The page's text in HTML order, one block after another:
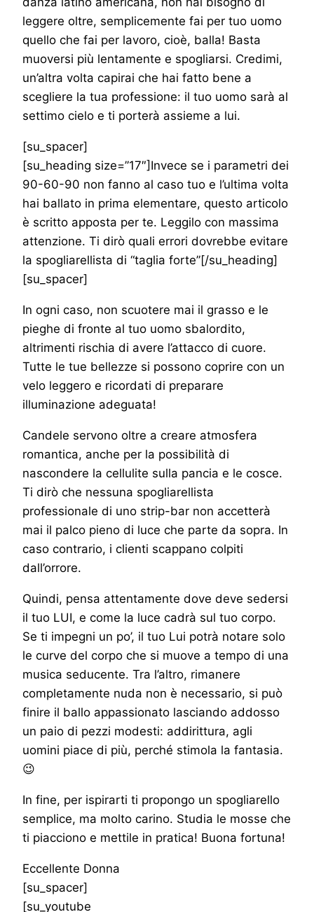
leggere oltre, semplicemente fai per tuo uomo
quello che fai per lavoro, cioè, balla! Basta
muoversi più lentamente e spogliarsi. Credimi,
un’altra volta capirai che hai fatto bene a
scegliere la tua professione: il tuo uomo sarà al
settimo cielo e ti porterà assieme a lui.
[su_spacer]
[su_heading size=”17″]Invece se i parametri dei
90-60-90 non fanno al caso tuo e l’ultima volta
hai ballato in prima elementare, questo articolo
è scritto apposta per te. Leggilo con massima
attenzione. Ti dirò quali errori dovrebbe evitare
la spogliarellista di “taglia forte”[/su_heading]
[su_spacer]
In ogni caso, non scuotere mai il grasso e le
pieghe di fronte al tuo uomo sbalordito,
altrimenti rischia di avere l’attacco di cuore.
Tutte le tue bellezze si possono coprire con un
velo leggero e ricordati di preparare
illuminazione adeguata!
Candele servono oltre a creare atmosfera
romantica, anche per la possibilità di
nascondere la cellulite sulla pancia e le cosce.
Ti dirò che nessuna spogliarellista
professionale di uno strip-bar non accetterà
mai il palco pieno di luce che parte da sopra. In
caso contrario, i clienti scappano colpiti
dall’orrore.
Quindi, pensa attentamente dove deve sedersi
il tuo LUI, e come la luce cadrà sul tuo corpo.
Se ti impegni un po’, il tuo Lui potrà notare solo
le curve del corpo che si muove a tempo di una
musica seducente. Tra l’altro, rimanere
completamente nuda non è necessario, si può
finire il ballo appassionato lasciando addosso
un paio di pezzi modesti: addirittura, agli
uomini piace di più, perché stimola la fantasia.
😉
In fine, per ispirarti ti propongo un spogliarello
semplice, ma molto carino. Studia le mosse che
ti piacciono e mettile in pratica! Buona fortuna!
Eccellente Donna
[su_spacer]
[su_youtube